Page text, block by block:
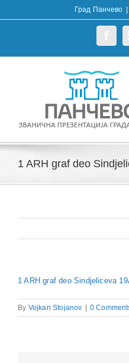
to
Град Панчево
1 ARH graf deo
1 ARH graf deo Sindjeliceva
By Vojkan Stojanov 0